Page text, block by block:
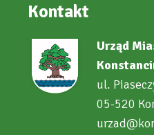
Kontakt
Urząd
ul.
05-520